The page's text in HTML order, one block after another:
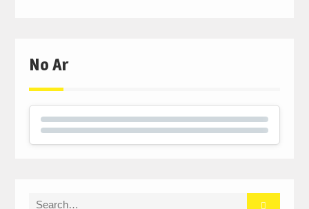
No Ar
Search